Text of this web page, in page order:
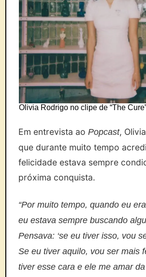
Olivia Rodrigo no clipe de “The
Em entrevista aoPopcast,
que durante muito tempo
felicidade estava sempre
próxima conquista.
“Por muito tempo, quando eu
eu estava sempre buscando
Pensava: ‘se eu tiver isso, vou
Se eu tiver aquilo, vou ser mais
tiver esse cara e ele me amar